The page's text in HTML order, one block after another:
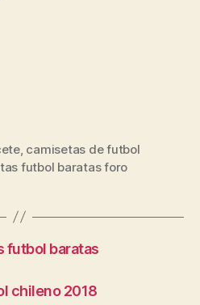
, camisetas de futbol
futbol baratas foro
futbol baratas
chileno 2018